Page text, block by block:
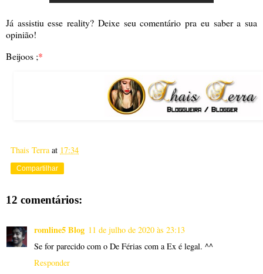
Já assistiu esse reality? Deixe seu comentário pra eu saber a sua
opinião!
Beijoos ;*
Thais Terra at 17:34
Compartilhar
12 comentários:
romline5 Blog 11 de julho de 2020 às 23:13
Se for parecido com o De Férias com a Ex é legal. ^^
Responder